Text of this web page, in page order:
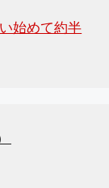
始めて約半